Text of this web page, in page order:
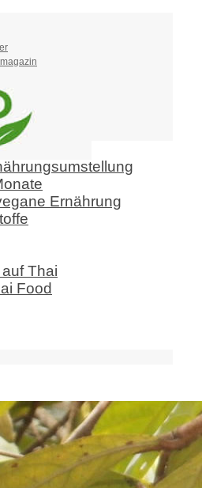
Ernährung
Thai
Food